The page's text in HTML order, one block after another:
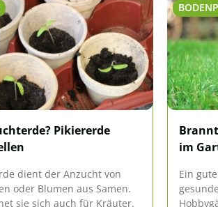
Pikiererde
dient der Anzucht von
oder Blumen aus Samen.
sie sich auch für Kräuter.
im
Ein